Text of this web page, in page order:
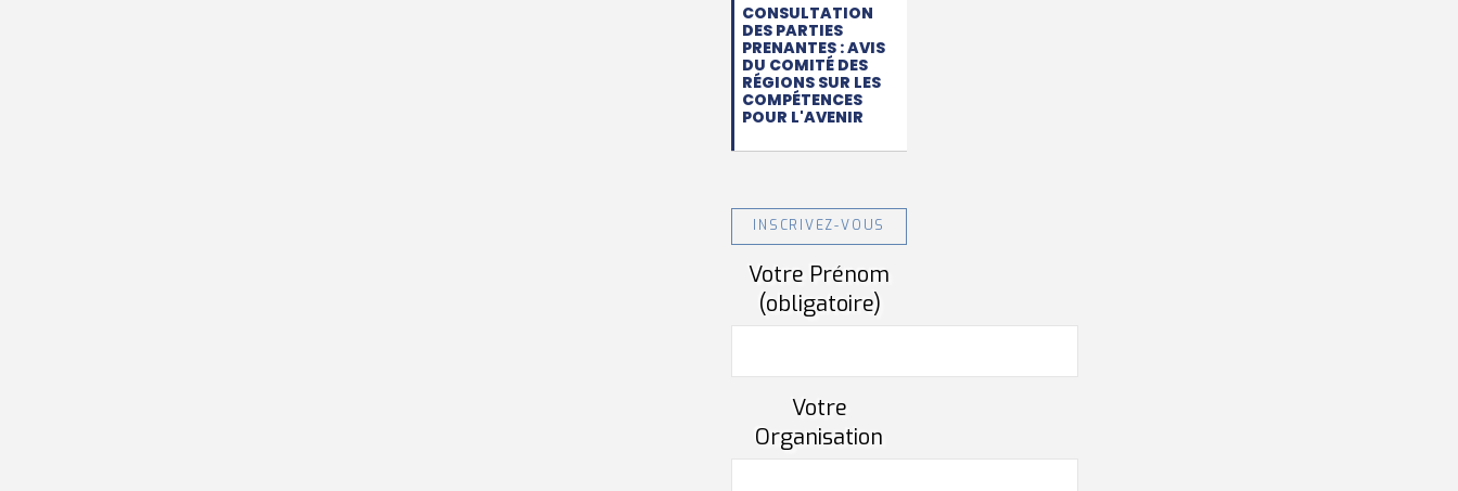
CONSULTATION
DES PARTIES
PRENANTES : AVIS
DU COMITÉ DES
RÉGIONS SUR LES
COMPÉTENCES
POUR L'AVENIR
INSCRIVEZ-VOUS
Votre Prénom
(obligatoire)
Votre
Organisation